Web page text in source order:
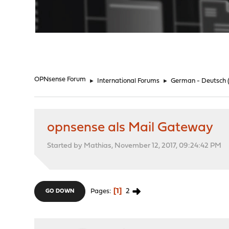
OPNsense Forum ► International Forums ► German - Deutsch
opnsense als Mail Gateway
Started by Mathias, November 12, 2017, 09:24:42 PM
GO DOWN Pages 1 2